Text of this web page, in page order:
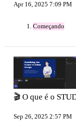
Apr 16, 2025 7:09 PM
Começando
🎬 O que é o
Sep 26, 2025 2:57 PM